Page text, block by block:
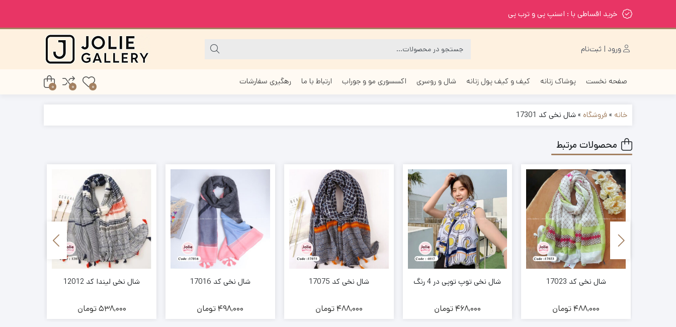
خرید اقساطی با : اسنپ پی و ترب پی
ورود | ثبت‌نام
صفحه نخست پوشاک زنانه کیف و کیف پول زنانه شال و روسری اکسسوری مو و جوراب ارتباط با ما رهگیری سفارشات
0
0
0
خانه »فروشگاه »شال نخی کد 17301
محصولات مرتبط
شال نخی کد 17023
488,000 تومان
شال نخی توپ توپی در 4 رنگ
468,000 تومان
شال نخی کد 17075
488,000 تومان
شال نخی کد 17016
498,000 تومان
شال نخی لیندا کد 12012
538,000تومان